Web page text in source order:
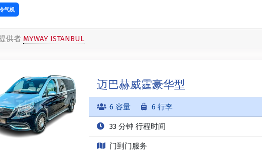
气机
供者 MYWAY ISTANBUL
迈巴赫威霆豪华型
6 容量 6 行李
33 分钟 行程时间
门到门服务